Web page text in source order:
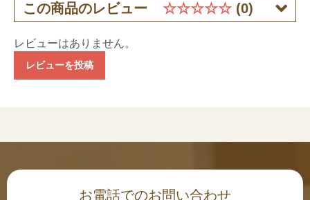
この商品のレビュー ☆☆☆☆☆ (0)
レビューはありません。
レビューを投稿
お電話でのお問い合わせ